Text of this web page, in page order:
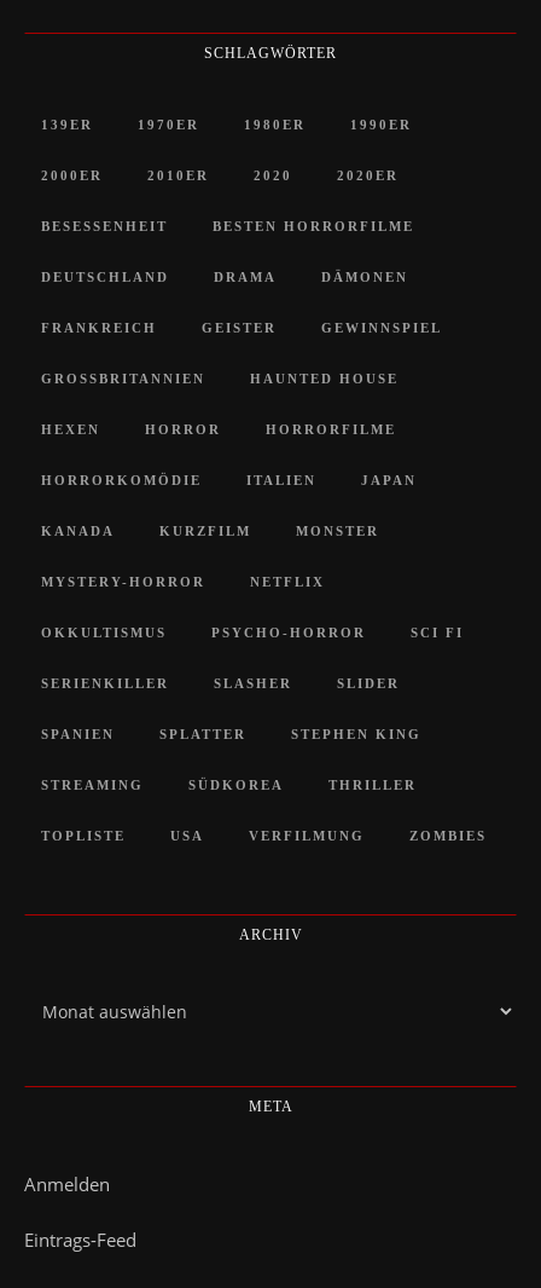
SCHLAGWÖRTER
139ER 1970ER 1980ER 1990ER
2000ER 2010ER 2020 2020ER
BESESSENHEIT BESTEN HORRORFILME
DEUTSCHLAND DRAMA DÄMONEN
FRANKREICH GEISTER GEWINNSPIEL
GROSSBRITANNIEN HAUNTED HOUSE
HEXEN HORROR HORRORFILME
HORRORKOMÖDIE ITALIEN JAPAN
KANADA KURZFILM MONSTER
MYSTERY-HORROR NETFLIX
OKKULTISMUS PSYCHO-HORROR SCI FI
SERIENKILLER SLASHER SLIDER
SPANIEN SPLATTER STEPHEN KING
STREAMING SÜDKOREA THRILLER
TOPLISTE USA VERFILMUNG ZOMBIES
ARCHIV
META
Anmelden
Eintrags-Feed